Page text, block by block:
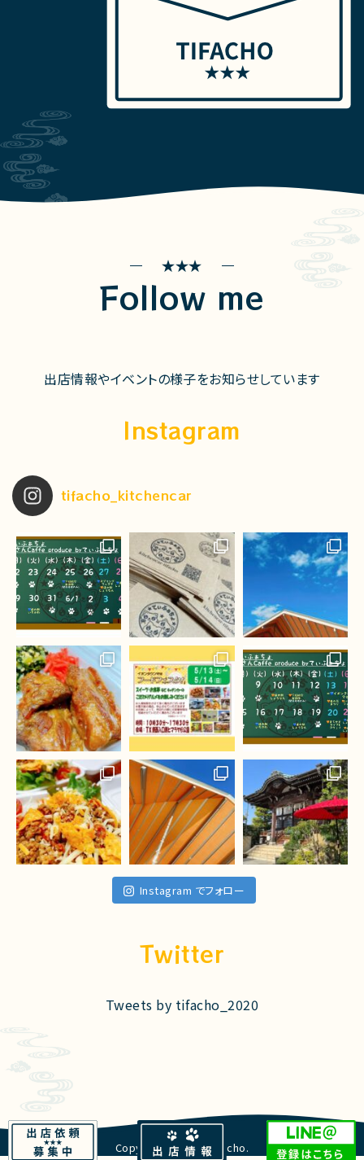
Follow me
出店情報やイベントの様子をお知らせしています
Instagram
tifacho_kitchencar
Instagram でフォロー
Twitter
Tweets by tifacho_2020
Copyright © 2021 tifacho.